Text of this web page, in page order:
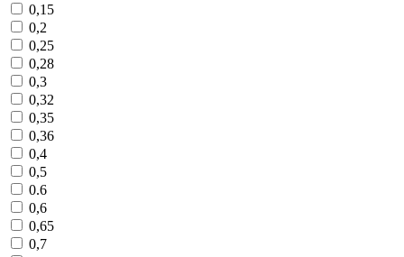
0,15
0,2
0,25
0,28
0,3
0,32
0,35
0,36
0,4
0,5
0.6
0,6
0,65
0,7